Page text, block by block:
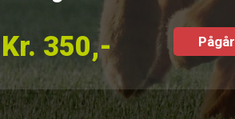
Kr. 350,- Pågår